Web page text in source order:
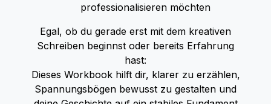
professionalisieren möchten
Egal, ob du gerade erst mit dem kreativen
Schreiben beginnst oder bereits Erfahrung
hast:
Dieses Workbook hilft dir, klarer zu erzählen,
Spannungsbögen bewusst zu gestalten und